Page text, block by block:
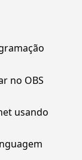
no OBS
usando